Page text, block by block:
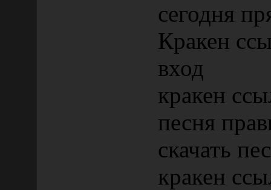
сегодня
Кракен
вход
кракен
песня
скачать
кракен